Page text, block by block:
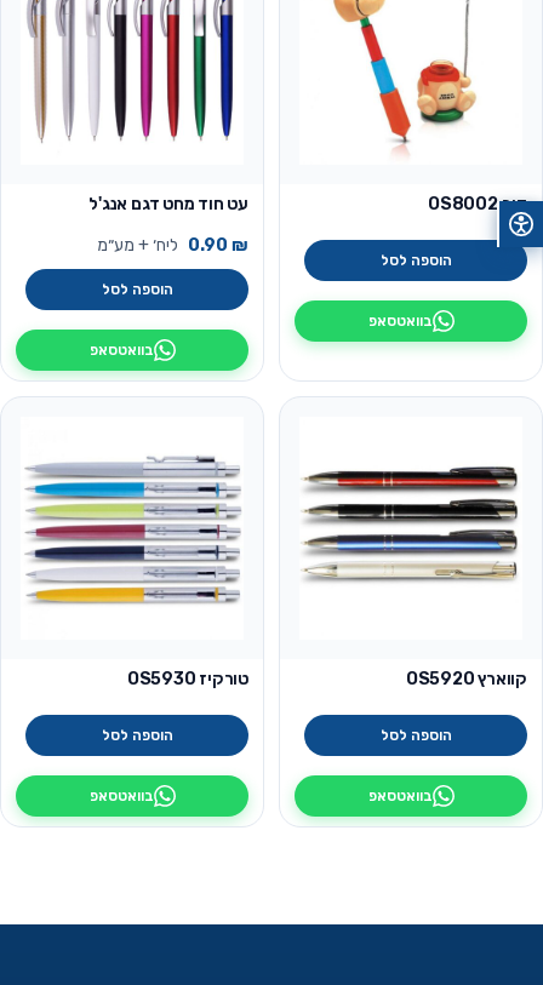
דוב OS8002
הוספה לסל
בוואטסאפ
עט חוד מחט דגם אנג'ל
0.90 ₪ ליח׳ + מע״מ
הוספה לסל
בוואטסאפ
קווארץ OS5920
הוספה לסל
בוואטסאפ
טורקיז OS5930
הוספה לסל
בוואטסאפ